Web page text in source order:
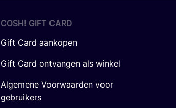
COSH! GIFT CARD
Gift Card aankopen
Gift Card ontvangen als winkel
Algemene Voorwaarden voor
gebruikers